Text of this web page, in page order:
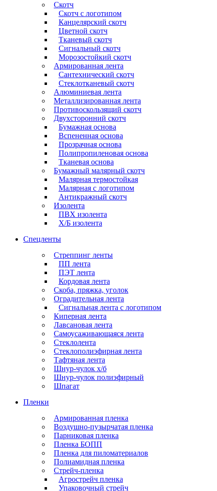
Скотч
Скотч с логотипом
Канцелярский скотч
Цветной скотч
Тканевый скотч
Сигнальный скотч
Морозостойкий скотч
Армированная лента
Сантехнический скотч
Стеклотканевый скотч
Алюминиевая лента
Металлизированная лента
Противоскользящий скотч
Двухсторонний скотч
Бумажная основа
Вспененная основа
Прозрачная основа
Полипропиленовая основа
Тканевая основа
Бумажный малярный скотч
Малярная термостойкая
Малярная с логотипом
Антикражный скотч
Изолента
ПВХ изолента
Х/Б изолента
Спецленты
Стреппинг ленты
ПП лента
ПЭТ лента
Кордовая лента
Скоба, пряжка, уголок
Оградительная лента
Сигнальная лента с логотипом
Киперная лента
Лавсановая лента
Самоусаживающаяся лента
Стеклолента
Стеклополиэфирная лента
Тафтяная лента
Шнур-чулок х/б
Шнур-чулок полиэфирный
Шпагат
Пленки
Армированная пленка
Воздушно-пузырчатая пленка
Парниковая пленка
Пленка БОПП
Пленка для пиломатериалов
Полиамидная пленка
Стрейч-пленка
Агрострейч пленка
Упаковочный стрейч